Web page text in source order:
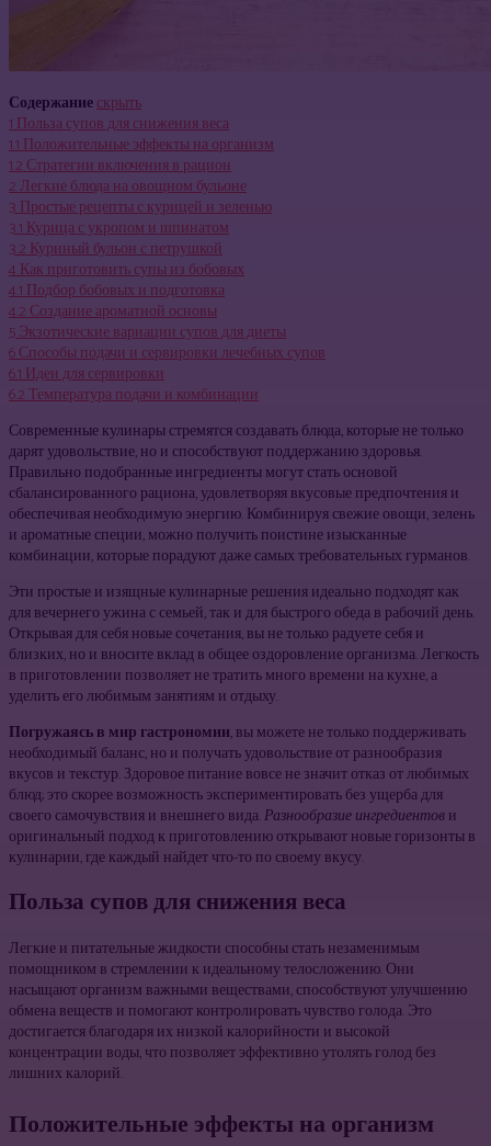
Содержаниескрыть
1Польза супов для снижения веса
1.1Положительные эффекты на организм
1.2Стратегии включения в рацион
2Легкие блюда на овощном бульоне
3Простые рецепты с курицей и зеленью
3.1Курица с укропом и шпинатом
3.2Куриный бульон с петрушкой
4Как приготовить супы из бобовых
4.1Подбор бобовых и подготовка
4.2Создание ароматной основы
5Экзотические вариации супов для диеты
6Способы подачи и сервировки лечебных супов
6.1Идеи для сервировки
6.2Температура подачи и комбинации
Современные кулинары стремятся создавать блюда, которые не только
дарят удовольствие, но и способствуют поддержанию здоровья.
Правильно подобранные ингредиенты могут стать основой
сбалансированного рациона, удовлетворяя вкусовые предпочтения и
обеспечивая необходимую энергию. Комбинируя свежие овощи, зелень
и ароматные специи, можно получить поистине изысканные
комбинации, которые порадуют даже самых требовательных гурманов.
Эти простые и изящные кулинарные решения идеально подходят как
для вечернего ужина с семьей, так и для быстрого обеда в рабочий день.
Открывая для себя новые сочетания, вы не только радуете себя и
близких, но и вносите вклад в общее оздоровление организма. Легкость
в приготовлении позволяет не тратить много времени на кухне, а
уделить его любимым занятиям и отдыху.
Погружаясь в мир гастрономии, вы можете не только поддерживать
необходимый баланс, но и получать удовольствие от разнообразия
вкусов и текстур. Здоровое питание вовсе не значит отказ от любимых
блюд; это скорее возможность экспериментировать без ущерба для
своего самочувствия и внешнего вида. Разнообразие ингредиентови
оригинальный подход к приготовлению открывают новые горизонты в
кулинарии, где каждый найдет что-то по своему вкусу.
Польза супов для снижения веса
Легкие и питательные жидкости способны стать незаменимым
помощником в стремлении к идеальному телосложению. Они
насыщают организм важными веществами, способствуют улучшению
обмена веществ и помогают контролировать чувство голода. Это
достигается благодаря их низкой калорийности и высокой
концентрации воды, что позволяет эффективно утолять голод без
лишних калорий.
Положительные эффекты на организм